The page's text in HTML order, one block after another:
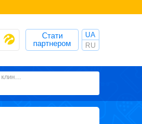
Стати
партнером
UA
RU